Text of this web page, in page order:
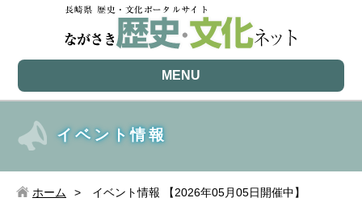
MENU
イベント情報
ホーム イベント情報 【2026年05月05日開催中】